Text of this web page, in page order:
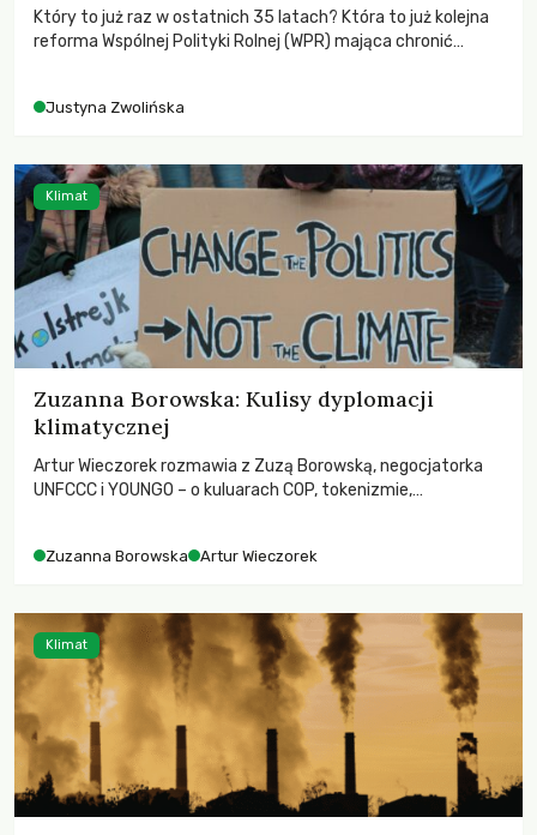
Który to już raz w ostatnich 35 latach? Która to już kolejna
reforma Wspólnej Polityki Rolnej (WPR) mająca chronić
Justyna Zwolińska
Zuzanna Borowska: Kulisy dyplomacji
klimatycznej
Artur Wieczorek rozmawia z Zuzą Borowską, negocjatorka
UNFCCC i YOUNGO – o kuluarach COP, tokenizmie,
Zuzanna Borowska Artur Wieczorek
Klimat
Klimat